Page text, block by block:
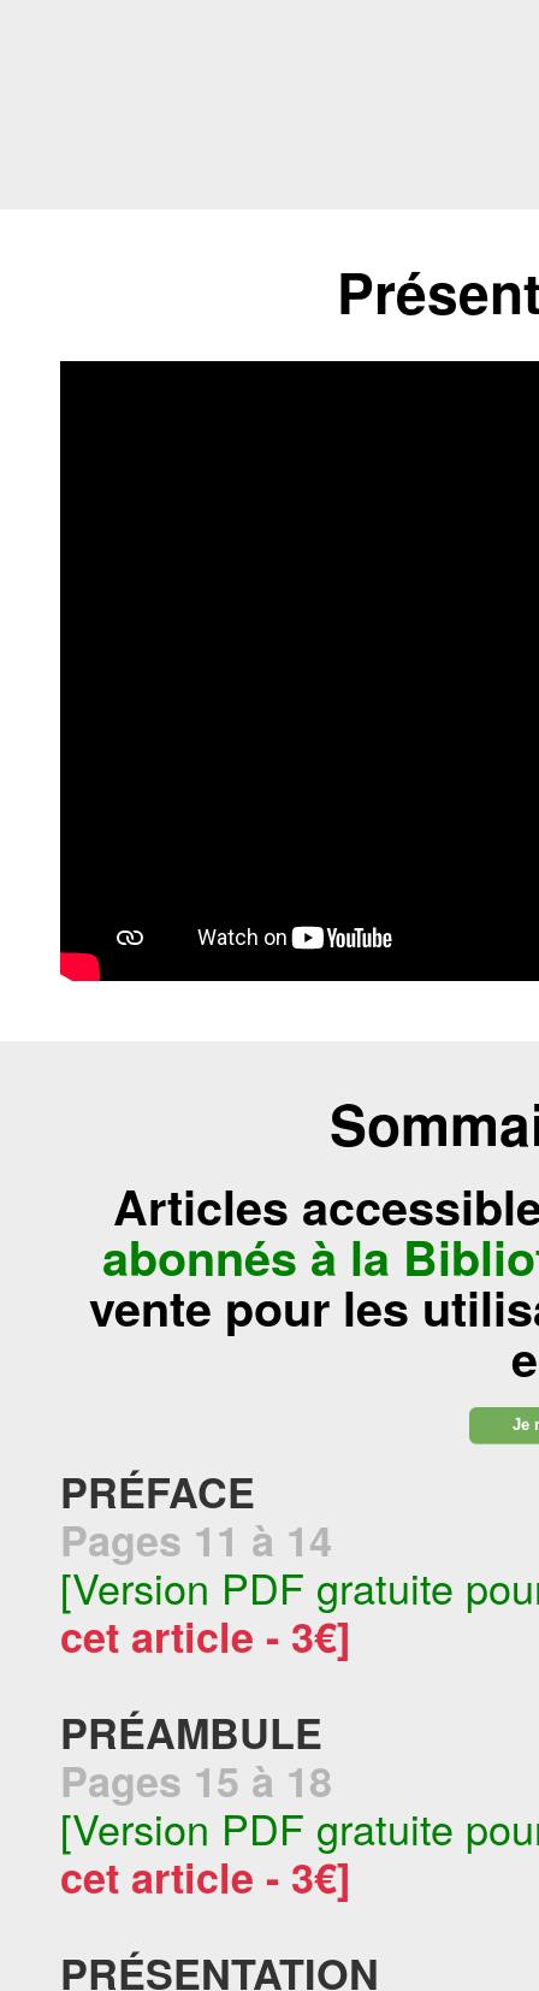
Articles
abonnés à la
vente pour les
Je
PRÉFACE
Pages 11 à 14
[Version PDF gratuite
cet article - 3€]
PRÉAMBULE
Pages 15 à 18
[Version PDF gratuite
cet article - 3€]
PRÉSENTATION